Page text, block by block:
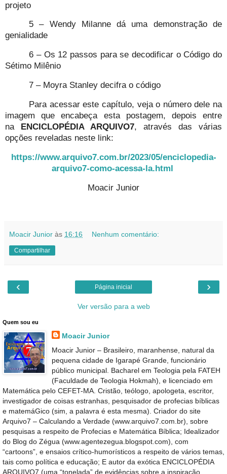
projeto
5 – Wendy Milanne dá uma demonstração de
genialidade
6 – Os 12 passos para se decodificar o Código do
Sétimo Milênio
7 – Moyra Stanley decifra o código
Para acessar este capítulo, veja o número dele na
imagem que encabeça esta postagem, depois entre
na ENCICLOPÉDIA ARQUIVO7, através das várias
opções reveladas neste link:
https://www.arquivo7.com.br/2023/05/enciclopedia-
arquivo7-como-acessa-la.html
Moacir Junior
Moacir Junior às 16:16 Nenhum comentário:
Compartilhar
‹ ›
Página inicial
Ver versão para a web
Quem sou eu
Moacir Junior
Moacir Junior – Brasileiro, maranhense, natural da
pequena cidade de Igarapé Grande, funcionário
público municipal. Bacharel em Teologia pela FATEH
(Faculdade de Teologia Hokmah), e licenciado em
Matemática pelo CEFET-MA. Cristão, teólogo, apologeta, escritor,
investigador de coisas estranhas, pesquisador de profecias bíblicas
e matemáGico (sim, a palavra é esta mesma). Criador do site
Arquivo7 – Calculando a Verdade (www.arquivo7.com.br), sobre
pesquisas a respeito de Profecias e Matemática Bíblica; Idealizador
do Blog do Zégua (www.agentezegua.blogspot.com), com
“cartoons”, e ensaios crítico-humorísticos a respeito de vários temas,
tais como política e educação; E autor da exótica ENCICLOPÉDIA
ARQUIVO7 (uma “tonelada” de evidências sobre a inspiração